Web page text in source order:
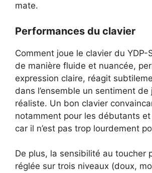
mate.
Performances du clavier
Comment joue le clavier du YDP-
de manière fluide et nuancée,
expression claire, réagit
dans l’ensemble un sentiment
réaliste. Un bon clavier
notamment pour les débutants
car il n’est pas trop lourdement
De plus, la sensibilité au toucher
réglée sur trois niveaux (doux,